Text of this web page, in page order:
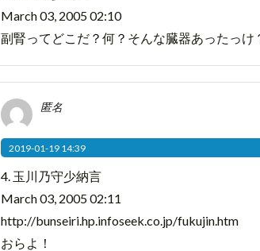
March 03, 2005 02:10
副腎ってどこだ？何？そんな臓器あったっけ
匿名
2019-01-19 14:39
4. 玉川乃守少納言
March 03, 2005 02:11
http://bunseiri.hp.infoseek.co.jp/fukujin.htm
おらよ！